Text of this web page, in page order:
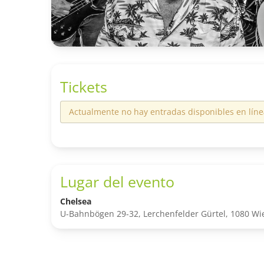
Tickets
Actualmente no hay entradas disponibles en
Lugar del evento
Chelsea
U-Bahnbögen 29-32, Lerchenfelder Gürtel, 1080